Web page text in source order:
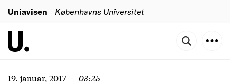
Uniavisen Københavns Universitet
19. januar, 2017—03:25